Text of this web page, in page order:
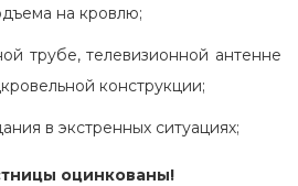
на кровлю;
трубе, телевизионной антенне
конструкции;
в экстренных ситуациях;
оцинкованы!